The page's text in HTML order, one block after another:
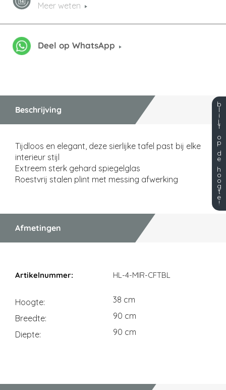
Meer weten
Deel op WhatsApp
Beschrijving
Tijdloos en elegant, deze sierlijke tafel past bij elke
interieur stijl
Extreem sterk gehard spiegelglas
Roestvrij stalen plint met messing afwerking
Afmetingen
HL-4-MIR-CFTBL
Hoogte
38 cm
Breedte
90 cm
Diepte
90 cm
b
l
i
j
f
o
p
d
e
h
o
o
g
t
e
!